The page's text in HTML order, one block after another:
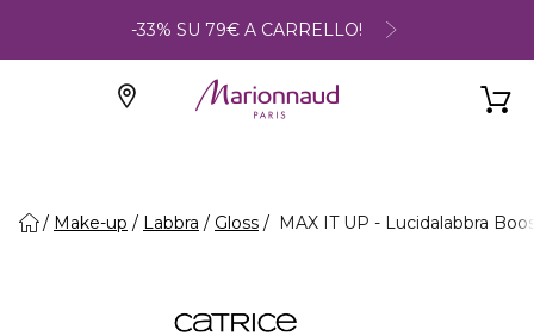
-33% SU 79€ A CARRELLO!
Make-up Labbra Gloss MAX IT UP - Lucidalabbra